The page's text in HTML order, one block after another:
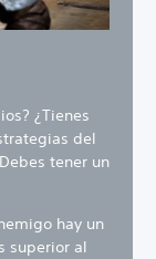
¿Tienes
del
tener un
hay un
superior al